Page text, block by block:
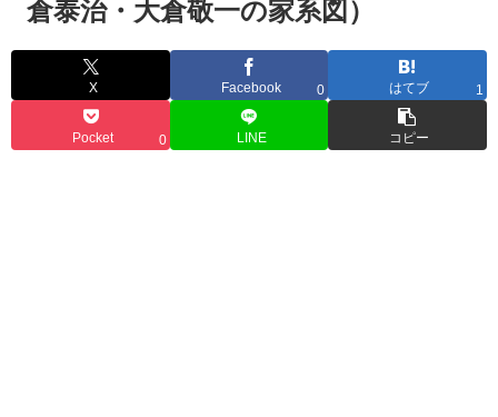
倉泰治・大倉敬一の家系図）
X Facebook 0 はてブ 1
Pocket 0 LINE コピー